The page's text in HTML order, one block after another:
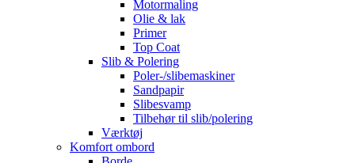
Motormaling
Olie & lak
Primer
Top Coat
Slib & Polering
Poler-/slibemaskiner
Sandpapir
Slibesvamp
Tilbehør til slib/polering
Værktøj
Komfort ombord